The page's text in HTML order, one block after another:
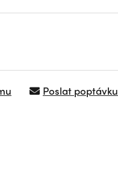
Poslat poptávku